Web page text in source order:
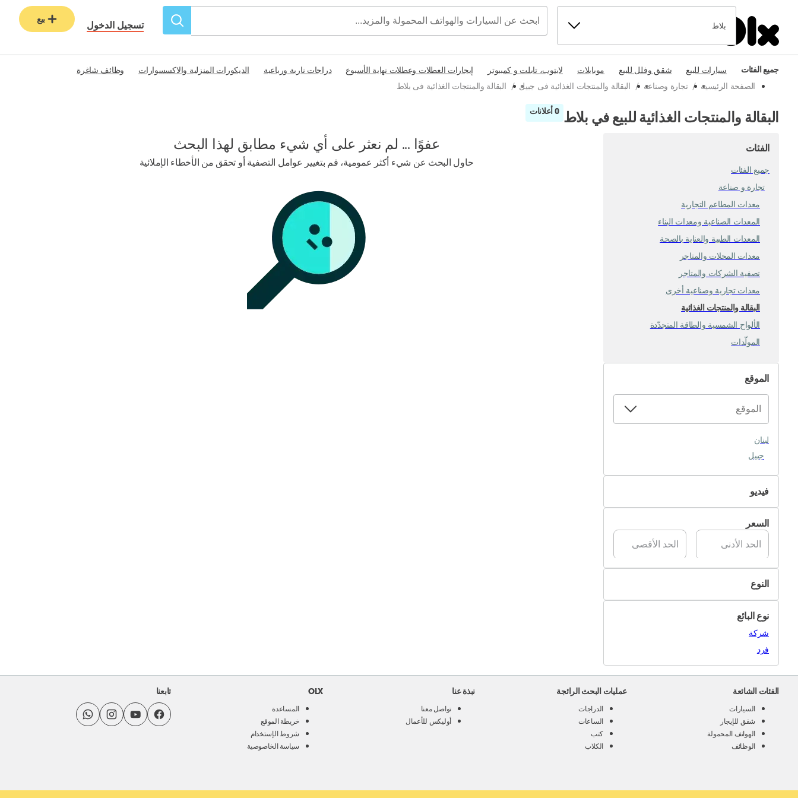
بلاط تسجيل الدخول
بيع
جميع الفئات سيارات للبيع شقق وفلل للبيع موبايلات لابتوب، تابلت و كمبيوتر إيجارات العطلات وعطلات نهاية الأسبوع دراجات نارية ورباعية الديكورات المنزلية والاكسسوارات
وظائف شاغرة
الصفحة الرئيسية / تجارة وصناعة / البقالة والمنتجات الغذائية فى جبيل / البقالة والمنتجات الغذائية فى بلاط
البقالة والمنتجات الغذائية للبيع في بلاط 0 أعلانات
الفئات
جميع الفئات
تجارة و صناعة
معدات المطاعم التجارية
المعدات الصناعية ومعدات البناء
المعدات الطبية والعناية بالصحة
معدات المحلات والمتاجر
تصفية الشركات والمتاجر
معدات تجارية وصناعية أخرى
البقالة والمنتجات الغذائية
الألواح الشمسية والطاقة المتجدّدة
المولّدات
الموقع
لبنان
جبيل
فيديو
غير متوفر
متوفرالسعر
النوع
كيشك
عسل
زيت زيتون
زعتر
آخر
نوع البائع
شركة
فرد
عفوًا ... لم نعثر على أي شيء مطابق لهذا البحث
حاول البحث عن شيء أكثر عمومية، قم بتغيير عوامل التصفية أو تحقق من الأخطاء الإملائية
الفئات الشائعة
السيارات
شقق للإيجار
الهواتف المحمولة
الوظائف
عمليات البحث الرائجة
الدراجات
الساعات
كتب
الكلاب
نبذة عنا
تواصل معنا
أوليكس للأعمال
OLX
المساعدة
خريطة الموقع
شروط الإستخدام
سياسة الخاصوصية
تابعنا